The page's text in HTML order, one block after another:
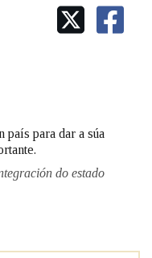
CORPORATIVA
DEL ADALID
HOMENAXEADAS
país para dar a súa
do estado